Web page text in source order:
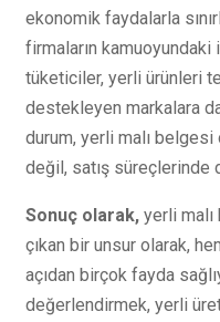
ekonomik faydalarla
firmaların kamuoyundaki
tüketiciler, yerli ürünleri
destekleyen markalara
durum, yerli malı
değil, satış süreçlerinde
Sonuç olarak, yerli
çıkan bir unsur olarak,
açıdan birçok fayda
değerlendirmek, yerli